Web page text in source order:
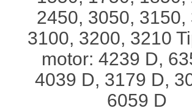
2450, 3050, 3150,
3100, 3200, 3210
motor: 4239 D,
4039 D, 3179 D,
6059 D